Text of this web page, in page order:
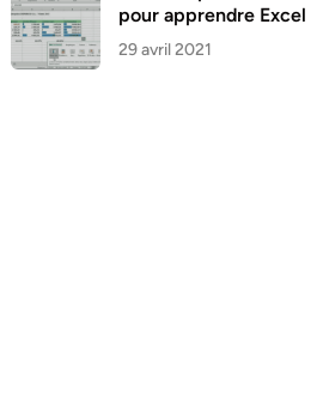
pour apprendre Excel
29 avril 2021